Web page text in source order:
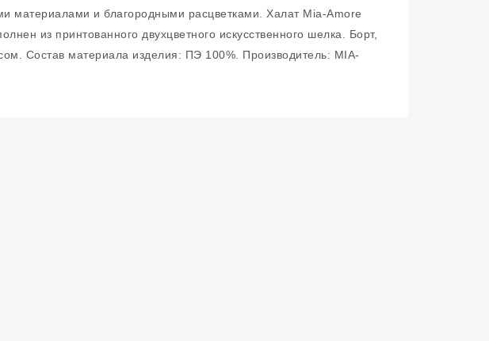
материалами и благородными расцветками. Халат Mia-Amore
из принтованного двухцветного искусственного шелка. Борт,
Состав материала изделия: ПЭ 100%. Производитель: MIA-